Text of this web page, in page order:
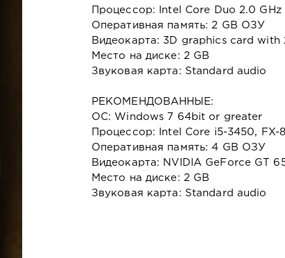
Процессор: Intel Core Duo 2.0
Оперативная память: 2 GB ОЗУ
Видеокарта: 3D graphics card with
Место на диске: 2 GB
Звуковая карта: Standard audio
РЕКОМЕНДОВАННЫЕ:
ОС: Windows 7 64bit or greater
Процессор: Intel Core i5-3450, FX-
Оперативная память: 4 GB ОЗУ
Видеокарта: NVIDIA GeForce GT
Место на диске: 2 GB
Звуковая карта: Standard audio